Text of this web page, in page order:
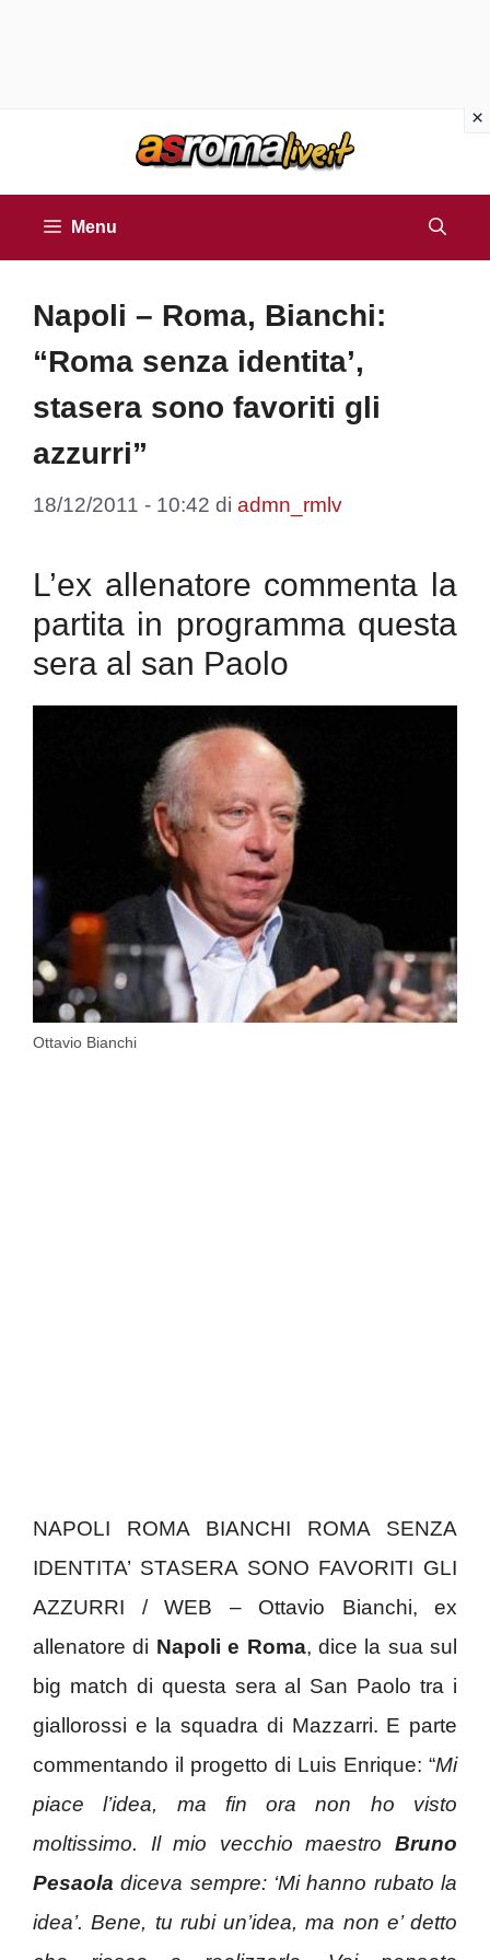
Menu
Napoli – Roma, Bianchi:
“Roma senza identita’,
stasera sono favoriti gli
azzurri”
18/12/2011 - 10:42 di admn_rmlv
L’ex allenatore commenta la
partita in programma questa
sera al san Paolo
Ottavio Bianchi
NAPOLI ROMA BIANCHI ROMA SENZA
IDENTITA’ STASERA SONO FAVORITI GLI
AZZURRI / WEB – Ottavio Bianchi, ex
allenatore di Napoli e Roma, dice la sua sul
big match di questa sera al San Paolo tra i
giallorossi e la squadra di Mazzarri. E parte
commentando il progetto di Luis Enrique: “Mi
piace l’idea, ma fin ora non ho visto
moltissimo. Il mio vecchio maestroBruno
Pesaola diceva sempre: ‘Mi hanno rubato la
idea’. Bene, tu rubi un’idea, ma non e’ detto